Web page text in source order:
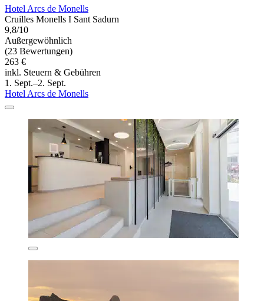
Hotel Arcs de Monells
Cruilles Monells I Sant Sadurn
9,8/10
Außergewöhnlich
(23 Bewertungen)
263 €
inkl. Steuern & Gebühren
1. Sept.–2. Sept.
Hotel Arcs de Monells